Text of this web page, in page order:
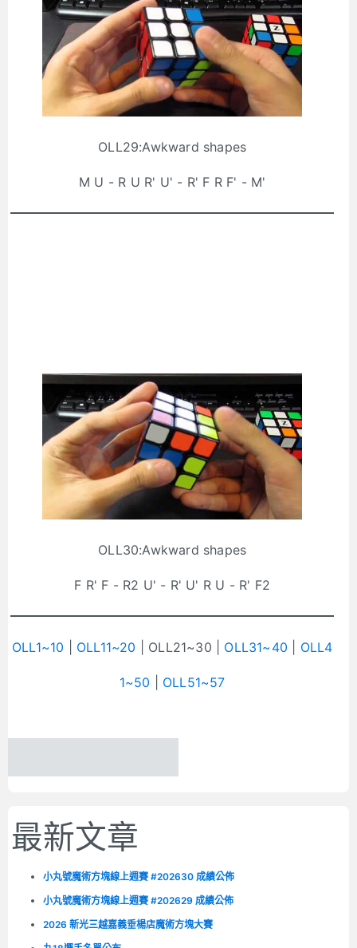
OLL29:Awkward shapes
M U - R U R' U' - R' F R F' - M'
OLL30:Awkward shapes
F R' F - R2 U' - R' U' R U - R' F2
OLL1~10 OLL11~20 | OLL21~30 | OLL31~40 OLL4
1~50 OLL51~57
最新文章
小丸號魔術方塊線上週賽 #202630 成績公佈
小丸號魔術方塊線上週賽 #202629 成績公佈
2026 新光三越嘉義垂楊店魔術方塊大賽